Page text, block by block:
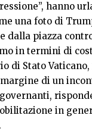
hanno
una foto di
dalla piazza
in termini di
di Stato
di un
in